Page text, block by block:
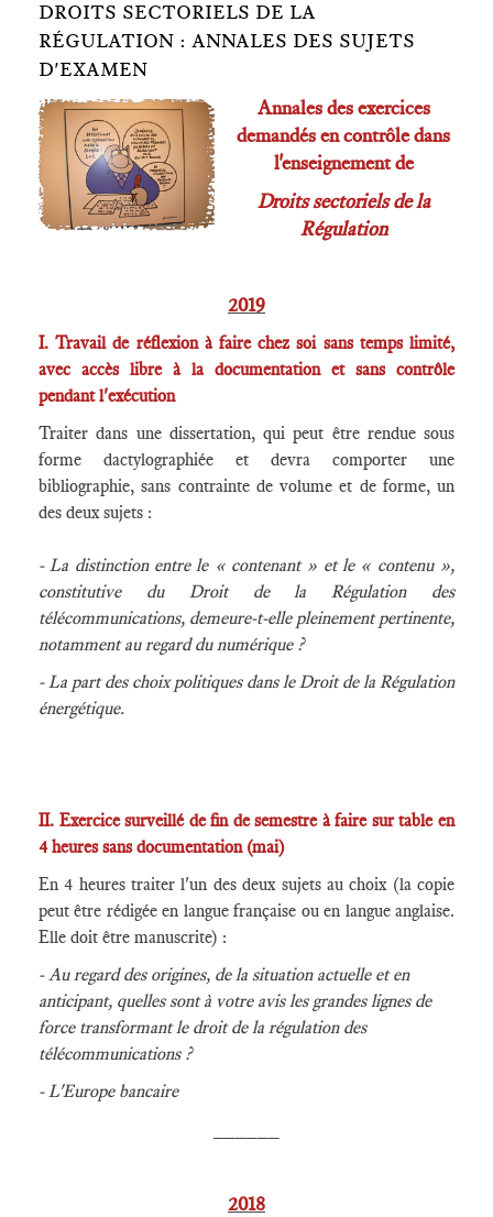
DROITS SECTORIELS DE LA
RÉGULATION : ANNALES DES SUJETS
D'EXAMEN
Annales des exercices
demandés en contrôle dans
l'enseignement de
Droits sectoriels de la
Régulation
2019
I. Travail de réflexion à faire chez soi sans temps limité,
avec accès libre à la documentation et sans contrôle
pendant l'exécution
Traiter dans une dissertation, qui peut être rendue sous
forme dactylographiée et devra comporter une
bibliographie, sans contrainte de volume et de forme, un
des deux sujets :
- La distinction entre le « contenant » et le « contenu »,
constitutive du Droit de la Régulation des
télécommunications, demeure-t-elle pleinement pertinente,
notamment au regard du numérique ?
- La part des choix politiques dans le Droit de la Régulation
énergétique.
II. Exercice surveillé de fin de semestre à faire sur table en
4 heures sans documentation (mai)
En 4 heures traiter l'un des deux sujets au choix (la copie
peut être rédigée en langue française ou en langue anglaise.
Elle doit être manuscrite) :
- Au regard des origines, de la situation actuelle et en
anticipant, quelles sont à votre avis les grandes lignes de
force transformant le droit de la régulation des
télécommunications ?
- L'Europe bancaire
2018